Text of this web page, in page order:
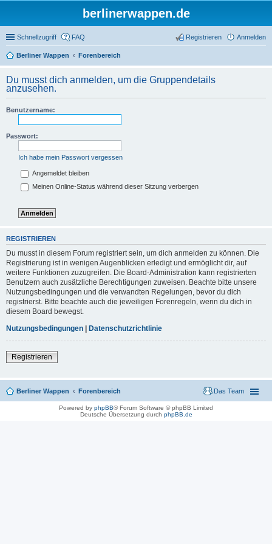
berlinerwappen.de
Schnellzugriff FAQ Anmelden
Registrieren
Berliner Wappen Forenbereich
Du musst dich anmelden, um die Gruppendetails
anzusehen.
Benutzername:
Passwort:
Ich habe mein Passwort vergessen
Angemeldet bleiben
Meinen Online-Status während dieser Sitzung verbergen
REGISTRIEREN
Du musst in diesem Forum registriert sein, um dich anmelden zu können. Die
Registrierung ist in wenigen Augenblicken erledigt und ermöglicht dir, auf
weitere Funktionen zuzugreifen. Die Board-Administration kann registrierten
Benutzern auch zusätzliche Berechtigungen zuweisen. Beachte bitte unsere
Nutzungsbedingungen und die verwandten Regelungen, bevor du dich
registrierst. Bitte beachte auch die jeweiligen Forenregeln, wenn du dich in
diesem Board bewegst.
Nutzungsbedingungen | Datenschutzrichtlinie
Registrieren
Berliner Wappen Forenbereich Das Team
Powered by phpBB® Forum Software © phpBB Limited
Deutsche Übersetzung durch phpBB.de